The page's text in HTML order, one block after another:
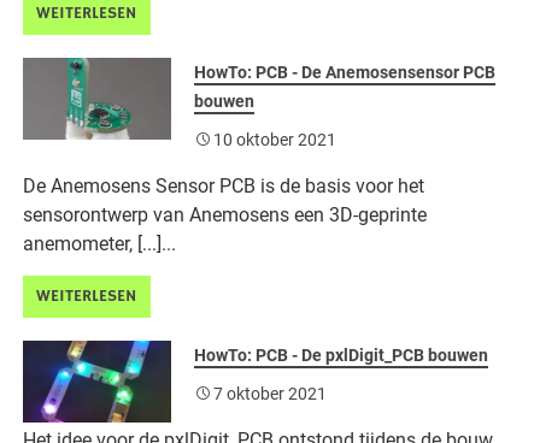
WEITERLESEN
HowTo: PCB - De Anemosensensor PCB
bouwen
10 oktober 2021
De Anemosens Sensor PCB is de basis voor het
sensorontwerp van Anemosens een 3D-geprinte
anemometer, [...]...
WEITERLESEN
HowTo: PCB - De pxlDigit_PCB bouwen
7 oktober 2021